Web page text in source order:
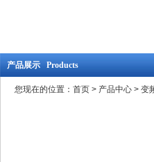
产品展示 Products
您现在的位置： 首页 > 产品中心 > 变